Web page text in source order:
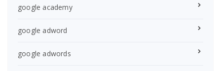
google academy
google adword
google adwords